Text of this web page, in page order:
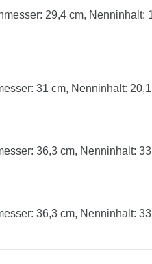
29,4 cm, Nenninhalt:
31 cm, Nenninhalt:
36,3 cm, Nenninhalt:
36,3 cm, Nenninhalt: